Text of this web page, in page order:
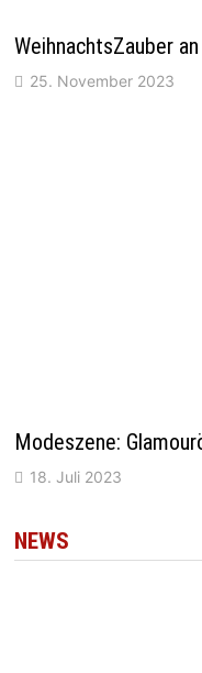
WeihnachtsZauber
25. November 2023
Modeszene:
18. Juli 2023
NEWS